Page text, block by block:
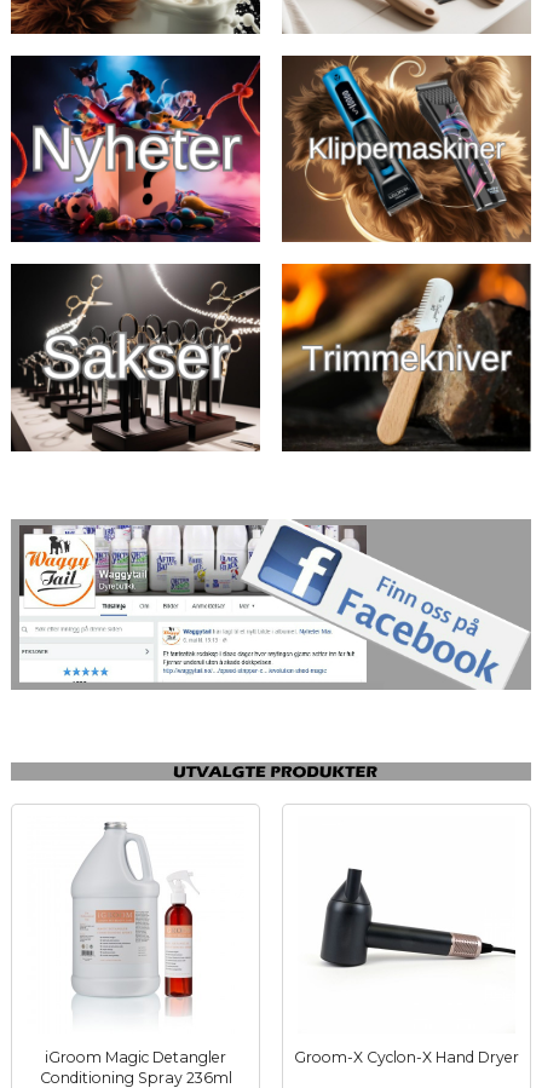
iGroom Magic Detangler
Conditioning Spray 236ml
Groom-X Cyclon-X Hand Dryer